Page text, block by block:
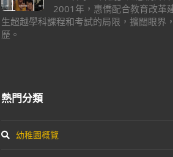
2001年，惠僑配合教育改革
生超越學科課程和考試的局限，擴闊眼界
歷。
熱門分類
幼稚園概覽